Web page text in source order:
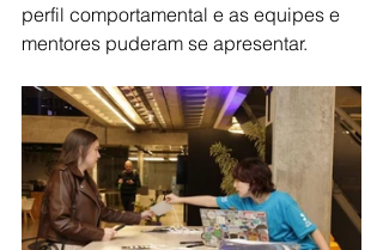
perfil comportamental e as equipes e
mentores puderam se apresentar.